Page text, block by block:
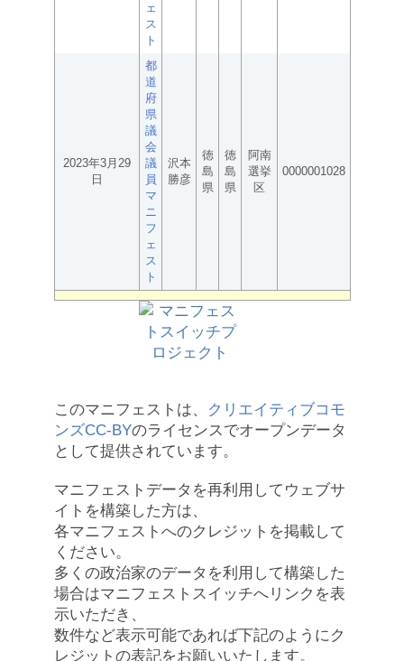
ェ
ス
ト
2023年3月29
日
都
道
府
県
議
会
議
員
マ
ニ
フ
ェ
ス
ト
沢本
勝彦
徳
島
県
徳
島
県
阿南
選挙
区
0000001028
このマニフェストは、
クリエイティブコモ
ンズCC-BYのライセンスでオープンデータ
として提供されています。
マニフェストデータを再利用してウェブサ
イトを構築した方は、
各マニフェストへのクレジットを掲載して
ください。
多くの政治家のデータを利用して構築した
場合はマニフェストスイッチへリンクを表
示いただき、
数件など表示可能であれば下記のようにク
レジットの表記をお願いいたします。